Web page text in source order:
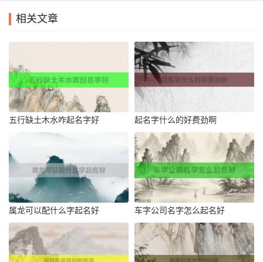
相关文章
五行缺土木水咋起名字好 起名字什么的好费劲啊
属龙可以配什么字起名好 车字公司名字怎么起名好